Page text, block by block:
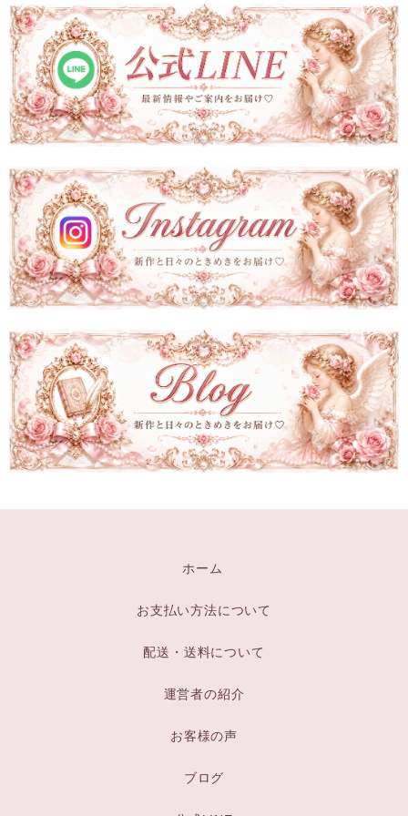
ホーム
お支払い方法について
配送・送料について
運営者の紹介
お客様の声
ブログ